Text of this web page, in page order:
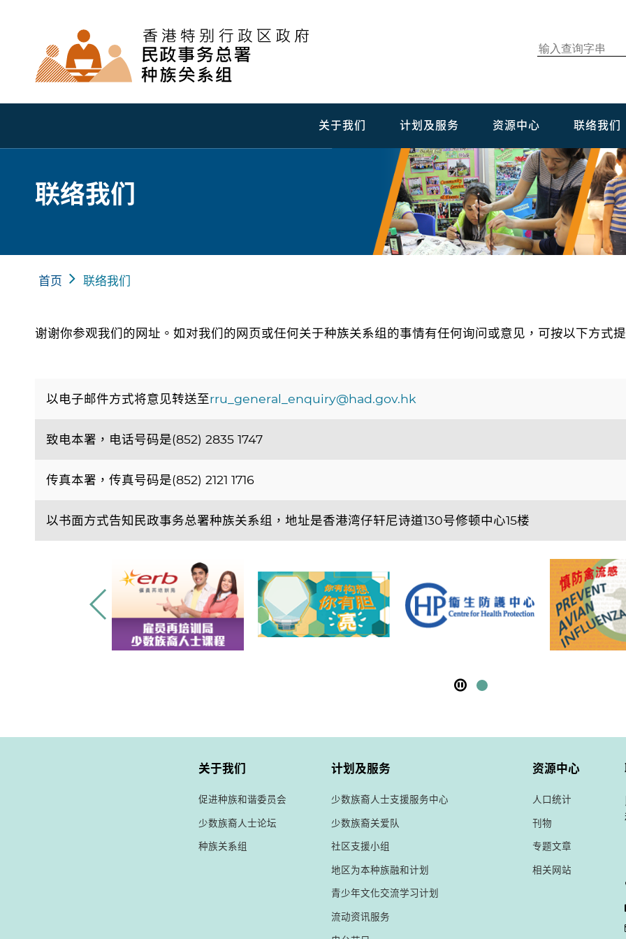
关于我们 计划及服务 资源中心 联络我们
联络我们
首页 联络我们
谢谢你参观我们的网址。如对我们的网页或任何关于种族关系组的事情有任何询问或意见，可按以下方式
以电子邮件方式将意见转送至rru_general_enquiry@had.gov.hk
致电本署，电话号码是(852) 2835 1747
传真本署，传真号码是(852) 2121 1716
以书面方式告知民政事务总署种族关系组，地址是香港湾仔轩尼诗道130号修顿中心15楼
关于我们
促进种族和谐委员会
少数族裔人士论坛
种族关系组
计划及服务
少数族裔人士支援服务中心
少数族裔关爱队
社区支援小组
地区为本种族融和计划
青少年文化交流学习计划
流动资讯服务
资源中心
人口统计
刊物
专题文章
相关网站